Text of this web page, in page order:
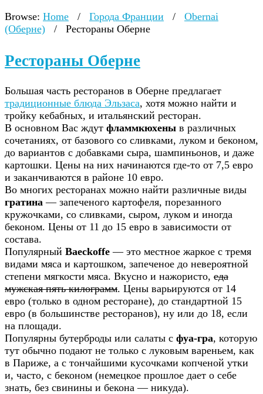
Browse: Home / Города Франции /
Obernai
(Оберне)
/ Рестораны Оберне
Рестораны Оберне
Большая часть ресторанов в Оберне предлагает
традиционные блюда Эльзаса, хотя можно найти и
тройку кебабных, и итальянский ресторан.
В основном Вас ждут фламмкюхены в различных
сочетаниях, от базового со сливками, луком и беконом,
до вариантов с добавками сыра, шампиньонов, и даже
картошки. Цены на них начинаются где-то от 7,5 евро
и заканчиваются в районе 10 евро.
Во многих ресторанах можно найти различные виды
гратина — запеченого картофеля, порезанного
кружочками, со сливками, сыром, луком и иногда
беконом. Цены от 11 до 15 евро в зависимости от
состава.
Популярный Baeckoffe — это местное жаркое с тремя
видами мяса и картошком, запеченое до невероятной
степени мягкости мяса. Вкусно и нажористо, еда
мужская пять килограмм. Цены варьируются от 14
евро (только в одном ресторане), до стандартной 15
евро (в большинстве ресторанов), ну или до 18, если
на площади.
Популярны бутерброды или салаты с фуа-гра, которую
тут обычно подают не только с луковым вареньем, как
в Париже, а с тончайшими кусочками копченой утки
и, часто, с беконом (немецкое прошлое дает о себе
знать, без свинины и бекона — никуда).